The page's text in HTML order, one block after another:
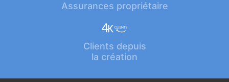
Assurances propriétaire
Clients depuis
la création